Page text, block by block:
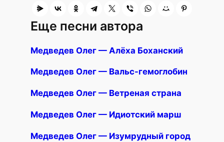
Еще песни автора
Медведев Олег — Алёха Боханский
Медведев Олег — Вальс-гемоглобин
Медведев Олег — Ветреная страна
Медведев Олег — Идиотский марш
Медведев Олег — Изумрудный город